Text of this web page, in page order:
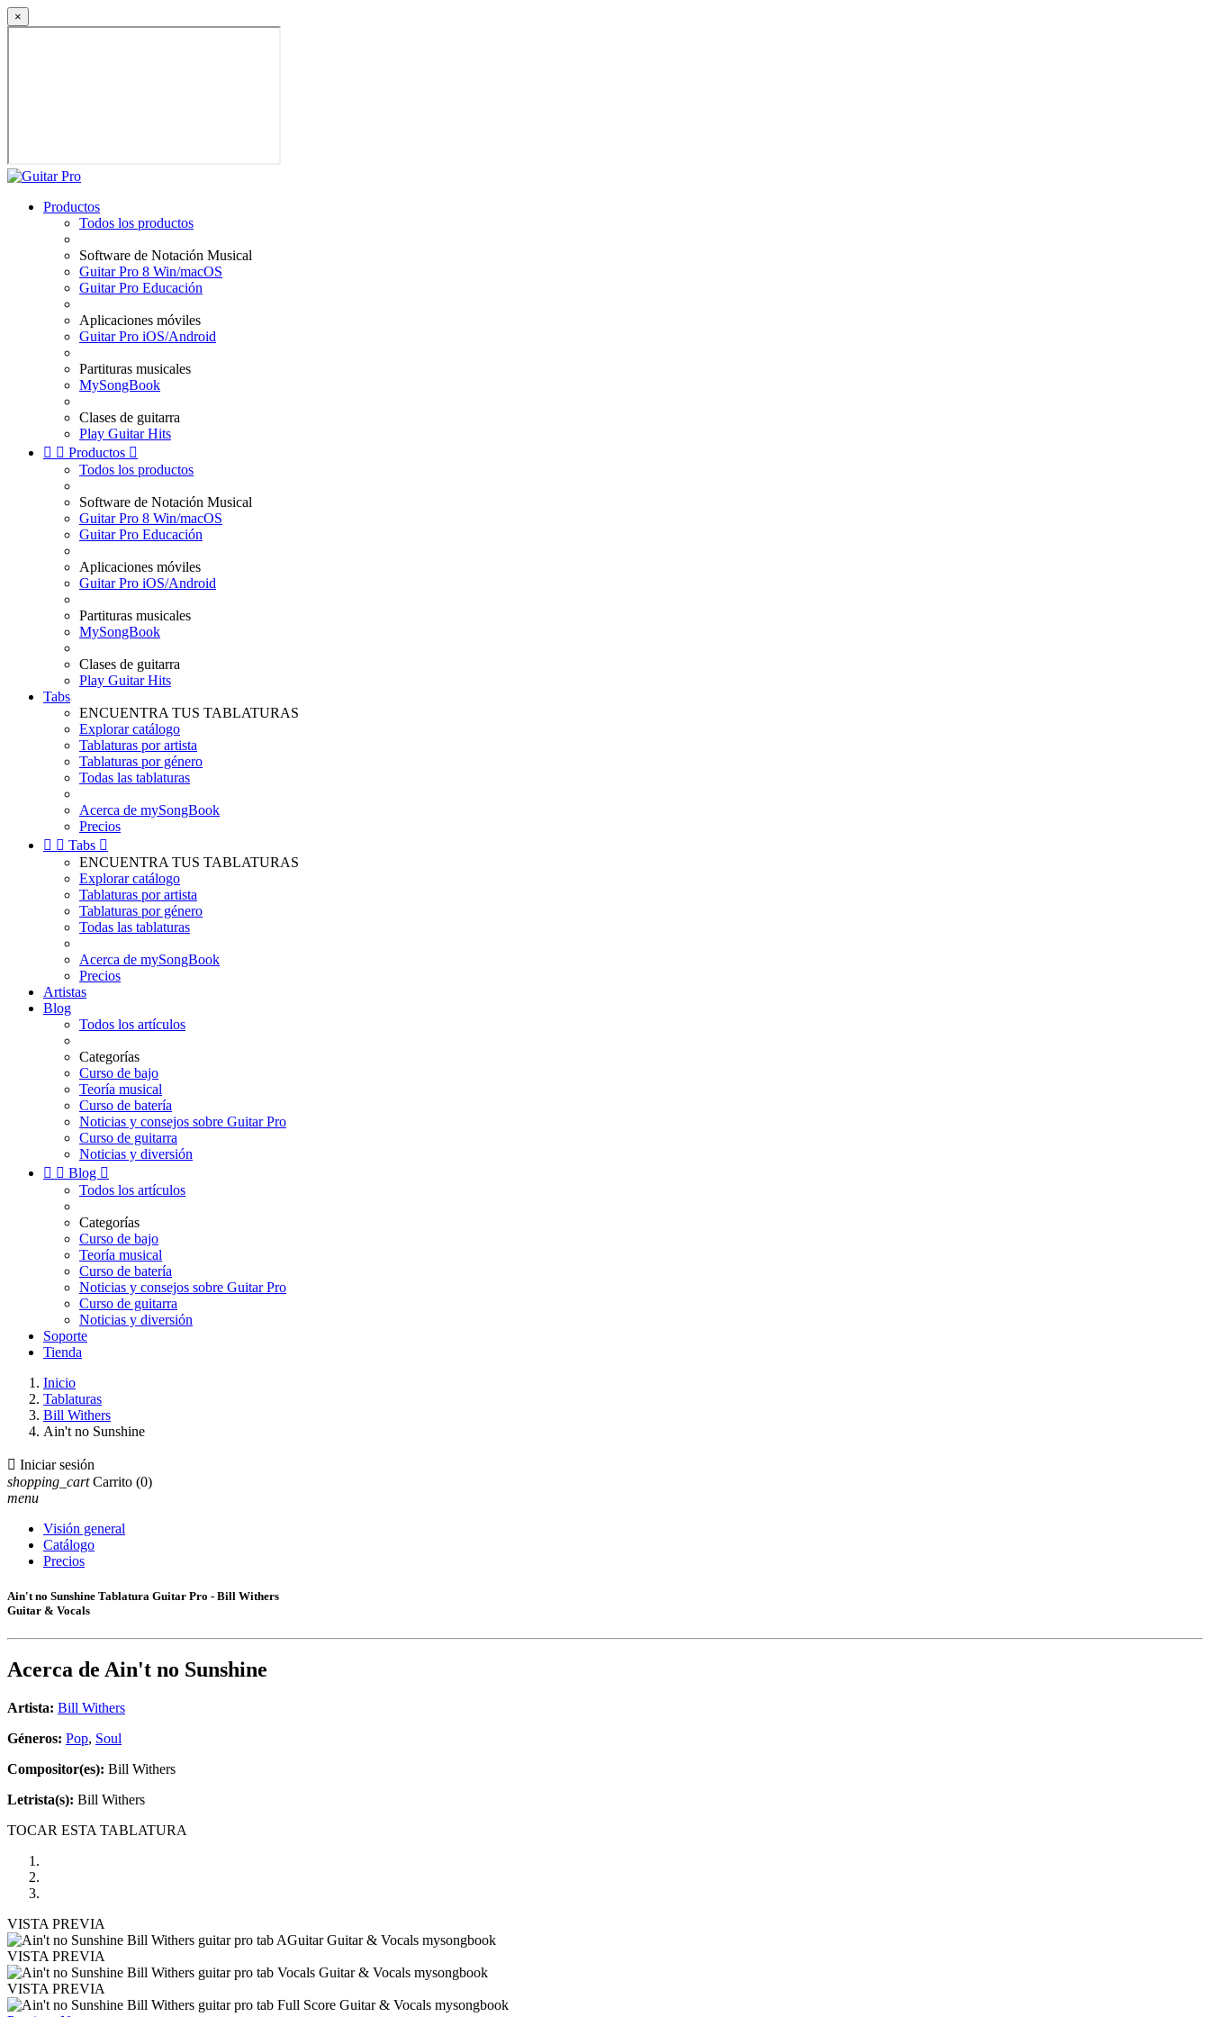
×
Productos
Todos los productos
Software de Notación Musical
Guitar Pro 8 Win/macOS
Guitar Pro Educación
Aplicaciones móviles
Guitar Pro iOS/Android
Partituras musicales
MySongBook
Clases de guitarra
Play Guitar Hits
  Productos 
Todos los productos
Software de Notación Musical
Guitar Pro 8 Win/macOS
Guitar Pro Educación
Aplicaciones móviles
Guitar Pro iOS/Android
Partituras musicales
MySongBook
Clases de guitarra
Play Guitar Hits
Tabs
ENCUENTRA TUS TABLATURAS
Explorar catálogo
Tablaturas por artista
Tablaturas por género
Todas las tablaturas
Acerca de mySongBook
Precios
  Tabs 
ENCUENTRA TUS TABLATURAS
Explorar catálogo
Tablaturas por artista
Tablaturas por género
Todas las tablaturas
Acerca de mySongBook
Precios
Artistas
Blog
Todos los artículos
Categorías
Curso de bajo
Teoría musical
Curso de batería
Noticias y consejos sobre Guitar Pro
Curso de guitarra
Noticias y diversión
  Blog 
Todos los artículos
Categorías
Curso de bajo
Teoría musical
Curso de batería
Noticias y consejos sobre Guitar Pro
Curso de guitarra
Noticias y diversión
Soporte
Tienda
Inicio
Tablaturas
Bill Withers
Ain't no Sunshine
 Iniciar sesión
shopping_cart Carrito (0)
menu
Visión general
Catálogo
Precios
Ain't no Sunshine Tablatura Guitar Pro - Bill Withers
Guitar & Vocals
Acerca de Ain't no Sunshine
Artista: Bill Withers
Géneros: Pop, Soul
Compositor(es): Bill Withers
Letrista(s): Bill Withers
TOCAR ESTA TABLATURA
VISTA PREVIA
VISTA PREVIA
VISTA PREVIA